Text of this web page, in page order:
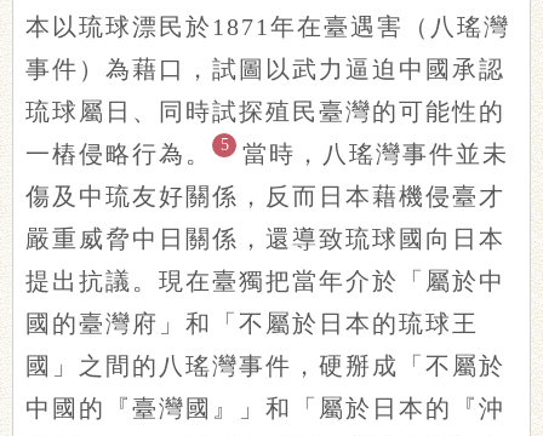
本以琉球漂民於1871年在臺遇害（八瑤灣
事件）為藉口，試圖以武力逼迫中國承認
琉球屬日、同時試探殖民臺灣的可能性的
一樁侵略行為。
5
當時，八瑤灣事件並未
傷及中琉友好關係，反而日本藉機侵臺才
嚴重威脅中日關係，還導致琉球國向日本
提出抗議。現在臺獨把當年介於「屬於中
國的臺灣府」和「不屬於日本的琉球王
國」之間的八瑤灣事件，硬掰成「不屬於
中國的『臺灣國』」和「屬於日本的『沖